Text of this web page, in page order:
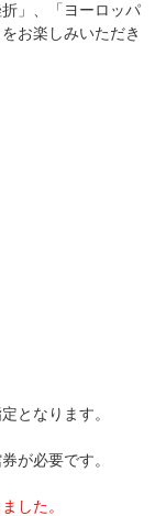
」、「ヨーロッパ
お楽しみいただき
となります。
必要です。
した。